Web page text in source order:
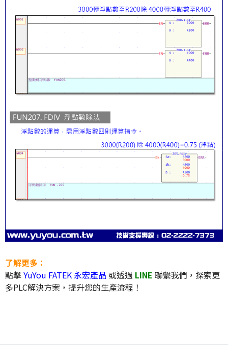
了解更多：
點擊YuYou FATEK 永宏產品 或透過 LINE 聯繫我們，探索更
多PLC解決方案，提升您的生產流程！